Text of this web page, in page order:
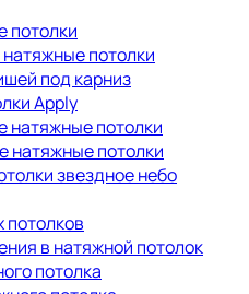
потолки
потолки
под карниз
Apply
натяжные потолки
натяжные потолки
звездное небо
в натяжной потолок
потолка